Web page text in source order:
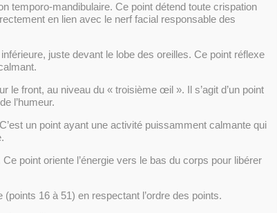
temporo-mandibulaire. Ce point détend toute crispation
en lien avec le nerf facial responsable des
juste devant le lobe des oreilles. Ce point réflexe
le front, au niveau du « troisième œil ». Il s’agit d’un point
l’humeur.
un point ayant une activité puissamment calmante qui
point oriente l’énergie vers le bas du corps pour libérer
16 à 51) en respectant l’ordre des points.